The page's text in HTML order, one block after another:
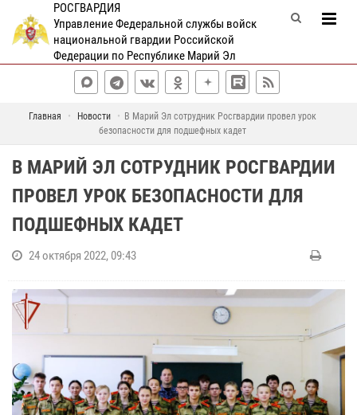
РОСГВАРДИЯ
Управление Федеральной службы войск
национальной гвардии Российской
Федерации по Республике Марий Эл
Главная Новости
В Марий Эл сотрудник Росгвардии провел урок
безопасности для подшефных кадет
В МАРИЙ ЭЛ СОТРУДНИК РОСГВАРДИИ
ПРОВЕЛ УРОК БЕЗОПАСНОСТИ ДЛЯ
ПОДШЕФНЫХ КАДЕТ
24 октября 2022, 09:43